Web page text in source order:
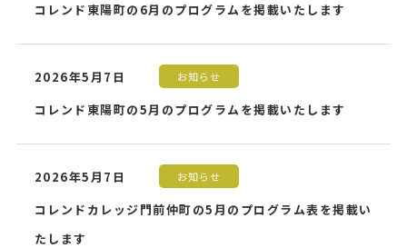
コレンド東陽町の6月のプログラムを掲載いたします
2026年5月7日 お知らせ
コレンド東陽町の5月のプログラムを掲載いたします
2026年5月7日 お知らせ
コレンドカレッジ門前仲町の5月のプログラム表を掲載い
たします